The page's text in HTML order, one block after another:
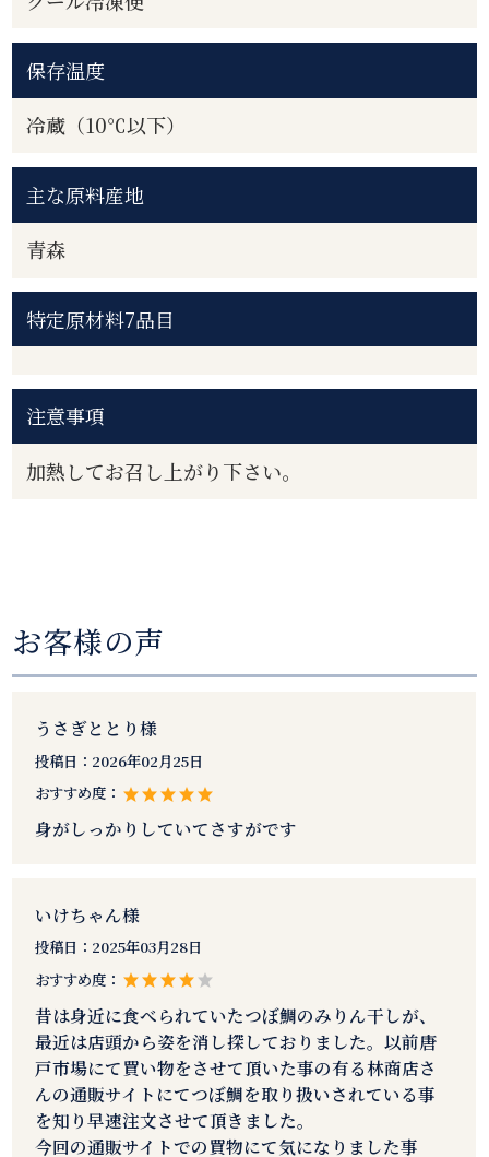
保存温度
冷蔵（10℃以下）
主な原料産地
青森
特定原材料7品目
注意事項
加熱してお召し上がり下さい。
お客様の声
うさぎととり様
投稿日： 2026年02月25日
おすすめ度：
身がしっかりしていてさすがです
いけちゃん様
投稿日： 2025年03月28日
おすすめ度：
昔は身近に食べられていたつぼ鯛のみりん干しが、
最近は店頭から姿を消し探しておりました。以前唐
戸市場にて買い物をさせて頂いた事の有る林商店さ
んの通販サイトにてつぼ鯛を取り扱いされている事
を知り早速注文させて頂きました。
今回の通販サイトでの買物にて気になりました事